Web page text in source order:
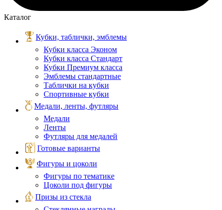
Каталог
Кубки, таблички, эмблемы
Кубки класса Эконом
Кубки класса Стандарт
Кубки Премиум класса
Эмблемы стандартные
Таблички на кубки
Спортивные кубки
Медали, ленты, футляры
Медали
Ленты
Футляры для медалей
Готовые варианты
Фигуры и цоколи
Фигуры по тематике
Цоколи под фигуры
Призы из стекла